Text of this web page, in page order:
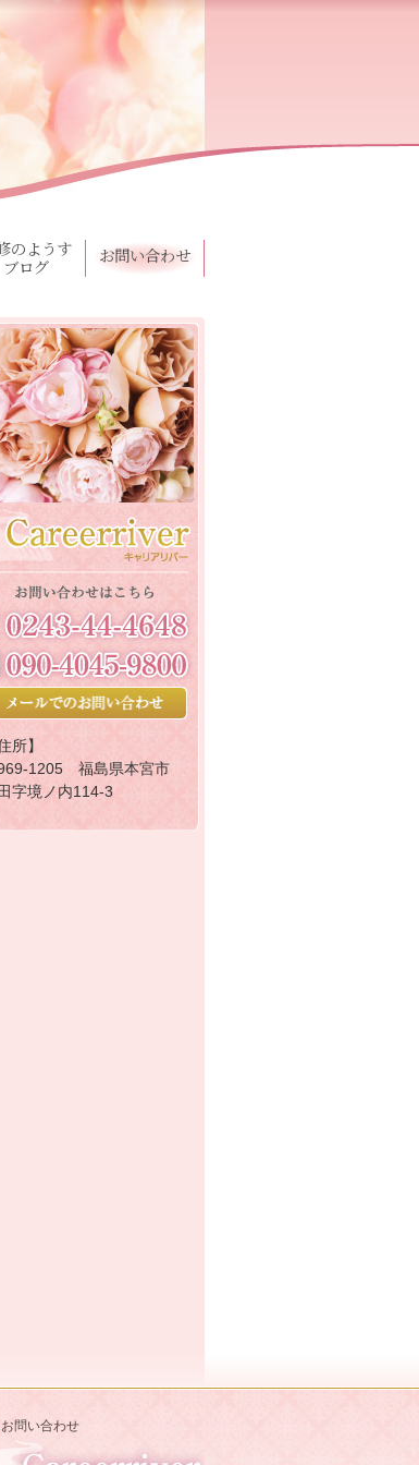
のようす
ブログ
お問い合わせ
所】
1205 福島県本宮市
字境ノ内114-3
お問い合わせ